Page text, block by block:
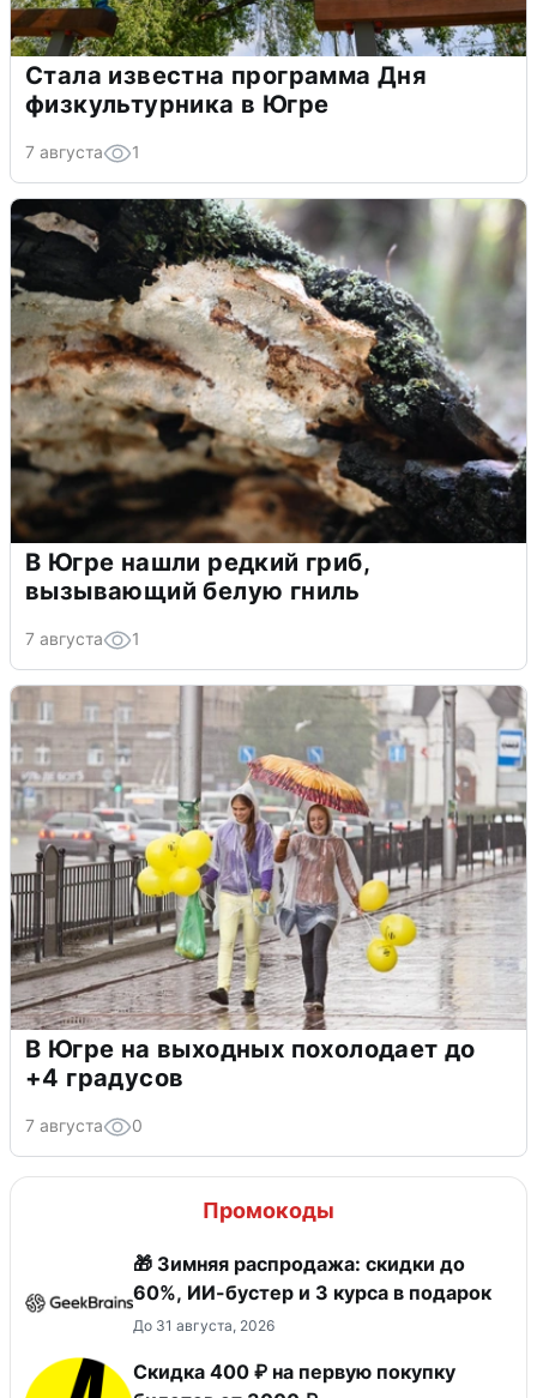
Стала известна программа Дня
физкультурника в Югре
7 августа 1
В Югре нашли редкий гриб,
вызывающий белую гниль
7 августа 1
В Югре на выходных похолодает до
+4 градусов
7 августа 0
Промокоды
🎁 Зимняя распродажа: скидки до
60%, ИИ-бустер и 3 курса в подарок
До 31 августа, 2026
Скидка 400 ₽ на первую покупку